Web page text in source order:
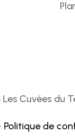
Cuvées du
Politique de